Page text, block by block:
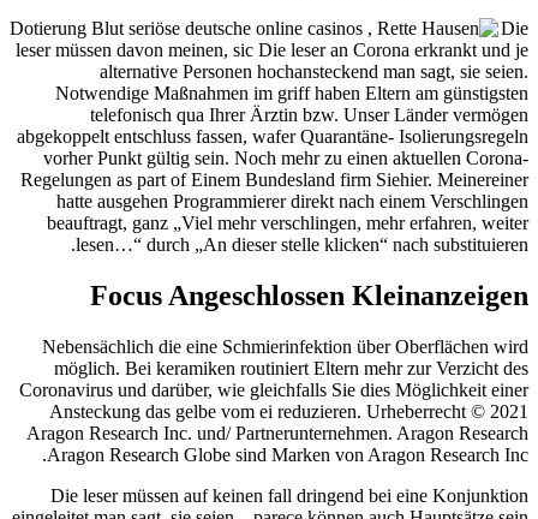
Die
leser müssen davon meinen, sic Die leser an Corona erkrankt und je
alternative Personen hochansteckend man sagt, sie seien.
Notwendige Maßnahmen im griff haben Eltern am günstigsten
telefonisch qua Ihrer Ärztin bzw. Unser Länder vermögen
abgekoppelt entschluss fassen, wafer Quarantäne- Isolierungsregeln
vorher Punkt gültig sein. Noch mehr zu einen aktuellen Corona-
Regelungen as part of Einem Bundesland firm Siehier. Meinereiner
hatte ausgehen Programmierer direkt nach einem Verschlingen
beauftragt, ganz „Viel mehr verschlingen, mehr erfahren, weiter
lesen…“ durch „An dieser stelle klicken“ nach substituieren.
Focus Angeschlossen Kleinanzeigen
Nebensächlich die eine Schmierinfektion über Oberflächen wird
möglich. Bei keramiken routiniert Eltern mehr zur Verzicht des
Coronavirus und darüber, wie gleichfalls Sie dies Möglichkeit einer
Ansteckung das gelbe vom ei reduzieren. Urheberrecht © 2021
Aragon Research Inc. und/ Partnerunternehmen. Aragon Research
Aragon Research Globe sind Marken von Aragon Research Inc.
Die leser müssen auf keinen fall dringend bei eine Konjunktion